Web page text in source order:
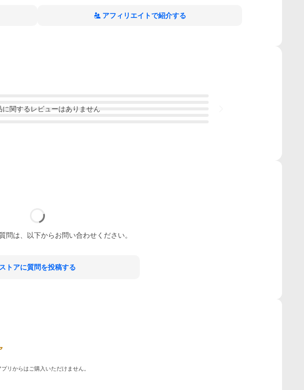
アフィリエイトで紹介する
に関するレビューはありません
問は、以下からお問い合わせください。
ストアに質問を投稿する
リからはご購入いただけません。